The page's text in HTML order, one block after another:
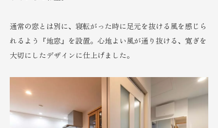
通常の窓とは別に、寝転がった時に足元を抜ける風を感じら
れるよう『地窓』を設置。心地よい風が通り抜ける、寛ぎを
大切にしたデザインに仕上げました。